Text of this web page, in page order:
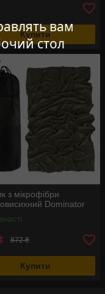
вам
стол
Купити
з мікрофібри
Dominator
872 ₴
Купити